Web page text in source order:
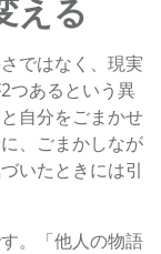
える
ではなく、現実
つあるという異
自分をごまかせ
、ごまかしなが
いたときには引
。「他人の物語